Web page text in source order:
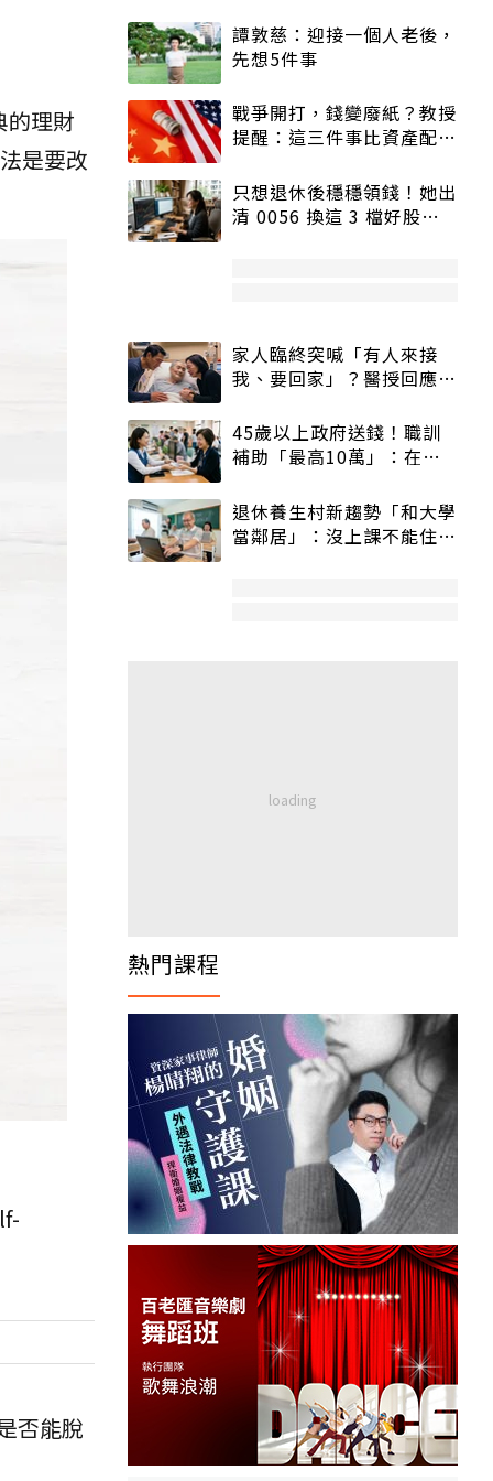
的理財
是要改
否能脫
譚敦慈：迎接一個人老後，
先想5件事
戰爭開打，錢變廢紙？教授
提醒：這三件事比資產配置
只想退休後穩穩領錢！她出
清 0056 換這 3 檔好股：
家人臨終突喊「有人來接
我、要回家」？醫授回應方
45歲以上政府送錢！職訓
補助「最高10萬」：在
退休養生村新趨勢「和大學
當鄰居」：沒上課不能住、
熱門課程